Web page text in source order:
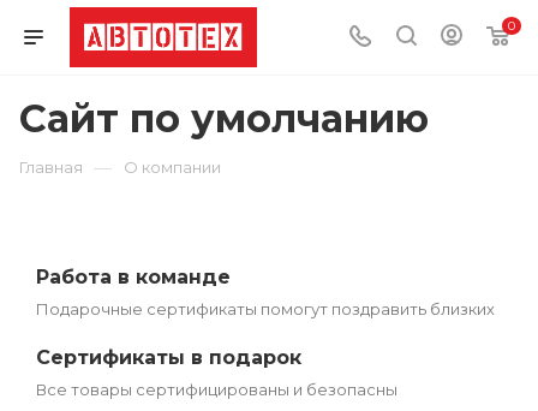
0
Сайт по умолчанию
Главная — О компании
Работа в команде
Подарочные сертификаты помогут поздравить близких
Сертификаты в подарок
Все товары сертифицированы и безопасны